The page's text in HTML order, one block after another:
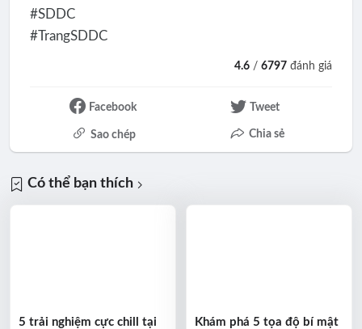
#SDDC
#TrangSDDC
4.6 /6797 đánh giá
Facebook Tweet
Sao chép Chia sẻ
Có thể bạn thích
5 trải nghiệm cực chill tại
Khám phá 5 tọa độ bí mật